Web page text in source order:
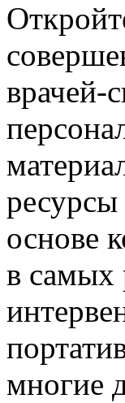
врачей-
основе
в самых
многие